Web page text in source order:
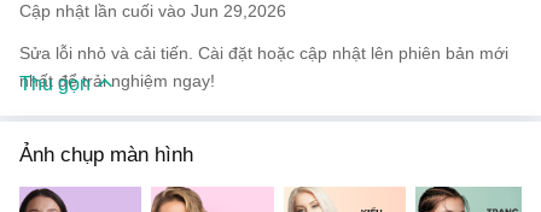
Cập nhật lần cuối vào Jun 29,2026
Sửa lỗi nhỏ và cải tiến. Cài đặt hoặc cập nhật lên phiên bản mới
nhất để trải nghiệm ngay!
Thu gọn
Ảnh chụp màn hình